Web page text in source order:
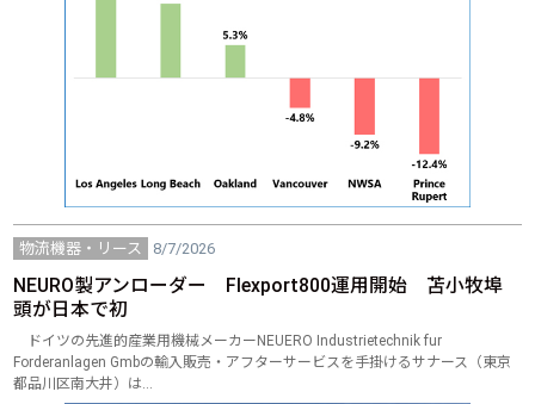
物流機器・リース 8/7/2026
NEURO製アンローダー Flexport800運用開始 苫小牧埠
頭が日本で初
ドイツの先進的産業用機械メーカーNEUERO Industrietechnik fur
Forderanlagen Gmbの輸入販売・アフターサービスを手掛けるサナース（東京
都品川区南大井）は…